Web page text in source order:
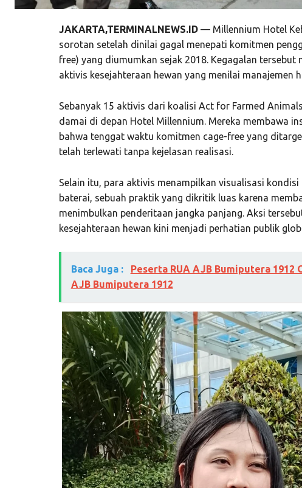
JAKARTA,TERMINALNEWS.ID— Millennium Hotel
sorotan setelah dinilai gagal menepati komitmen
free) yang diumumkan sejak 2018. Kegagalan
aktivis kesejahteraan hewan yang menilai manajemen
Sebanyak 15 aktivis dari koalisi Act for Farmed
damai di depan Hotel Millennium. Mereka membawa
bahwa tenggat waktu komitmen cage-free yang
telah terlewati tanpa kejelasan realisasi.
Selain itu, para aktivis menampilkan visualisasi
baterai, sebuah praktik yang dikritik luas karena
menimbulkan penderitaan jangka panjang. Aksi
kesejahteraan hewan kini menjadi perhatian publik
Baca Juga :
Peserta RUA AJB Bumiputera 1912
AJB Bumiputera 1912